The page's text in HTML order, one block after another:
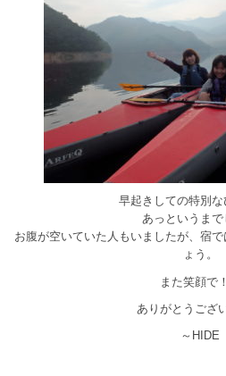
早起きしての特別な
あっというまで
お腹が空いていた人もいましたが、宿
ょう。
また笑顔で
ありがとうござ
～HIDE